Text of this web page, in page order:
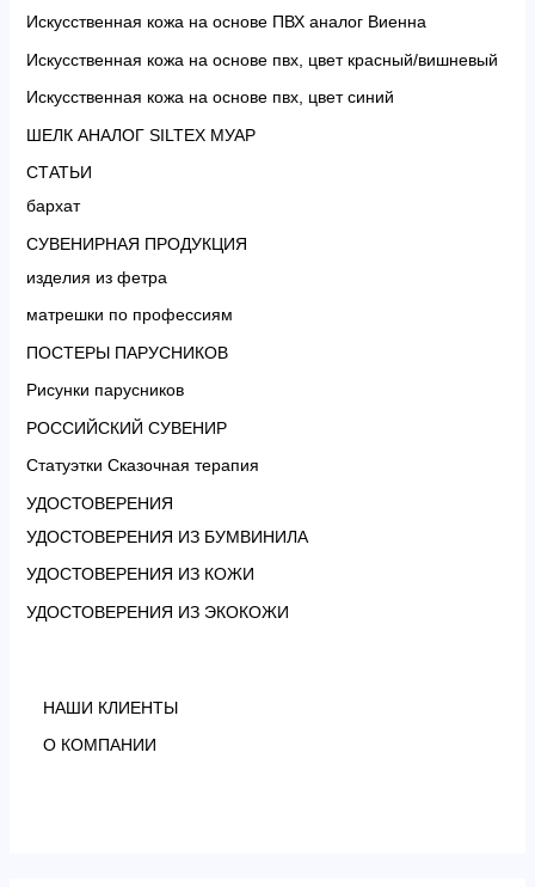
Искусственная кожа на основе ПВХ аналог Виенна
Искусственная кожа на основе пвх, цвет красный/вишневый
Искусственная кожа на основе пвх, цвет синий
ШЕЛК АНАЛОГ SILTEX МУАР
СТАТЬИ
бархат
СУВЕНИРНАЯ ПРОДУКЦИЯ
изделия из фетра
матрешки по профессиям
ПОСТЕРЫ ПАРУСНИКОВ
Рисунки парусников
РОССИЙСКИЙ СУВЕНИР
Статуэтки Сказочная терапия
УДОСТОВЕРЕНИЯ
УДОСТОВЕРЕНИЯ ИЗ БУМВИНИЛА
УДОСТОВЕРЕНИЯ ИЗ КОЖИ
УДОСТОВЕРЕНИЯ ИЗ ЭКОКОЖИ
НАШИ КЛИЕНТЫ
О КОМПАНИИ